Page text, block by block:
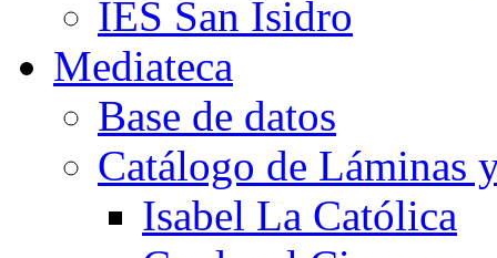
IES San Isidro
Mediateca
Base de datos
Catálogo de Láminas
Isabel La Católica